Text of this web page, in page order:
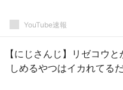
YouTube速報
【にじさんじ】リゼコウ
しめるやつはイカれてる